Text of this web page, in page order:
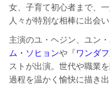
女、子育て初心者まで、
人々が特別な相棒に出会
主演のユ・ヘジン、ユン
ム・ソヒョンや『ワンダ
ストが出演。世代や職業
過程を温かく愉快に描き出